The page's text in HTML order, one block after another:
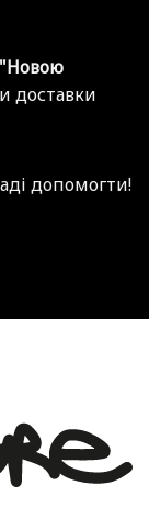
"Новою
доставки
допомогти!